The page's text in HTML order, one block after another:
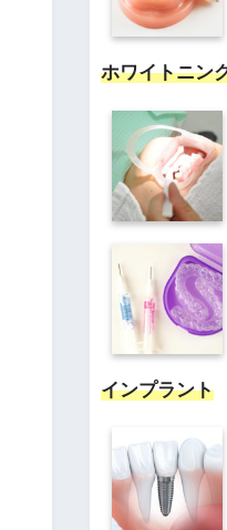
ホワイトニン
インプラント